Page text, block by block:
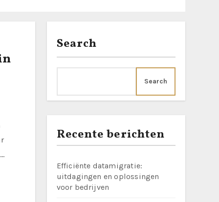
Search
Search
Recente berichten
Efficiënte datamigratie:
uitdagingen en oplossingen
voor bedrijven